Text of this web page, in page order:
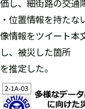
価し、細街路の交通
・位置情報を持た
像情報をツイート本
し、被災した箇所
を推定した。